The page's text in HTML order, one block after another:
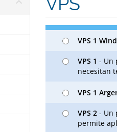
VPS 1
VPS 1 - Un
necesitan
VPS 1
VPS 2 - Un
permite